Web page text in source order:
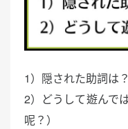
1）隠された助詞は
2）どうして遊んで
呢？）